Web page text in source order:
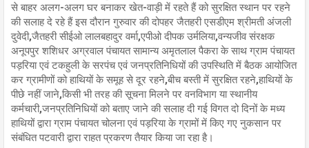
से बाहर अलग-अलग घर बनाकर खेत-वाड़ी में रहते हैं को सुरक्षित स्थान पर रहने
की सलाह दे रहे हैं इस दौरान गुरुवार की दोपहर जैतहरी एसडीएम श्रीमती अंजली
दुवेदी,जैतहरी सीईओ लालबहादुर वर्मा,एपीओ दीपक उर्मलिया,वन्यजीव संरक्षक
अनूपपुर शशिधर अग्रवाल पंचायत सामान्य अमृतलाल पैकरा के साथ ग्राम पंचायत
पड़रिया एवं टकहुली के सरपंच एवं जनप्रतिनिधियों की उपस्थिति में बैठक आयोजित
कर ग्रामीणों को हाथियों के समूह से दूर रहने,बीच बस्ती में सुरक्षित रहने,हाथियों के
पीछे नहीं जाने,किसी भी तरह की सूचना मिलने पर वनविभाग या स्थानीय
कर्मचारी,जनप्रतिनिधियों को बताए जाने की सलाह दी गई विगत दो दिनों के मध्य
हाथियों द्वारा ग्राम पंचायत चोलना एवं पड़रिया के ग्रामों में किए गए नुकसान पर
संबंधित पटवारी द्वारा राहत प्रकरण तैयार किया जा रहा है।